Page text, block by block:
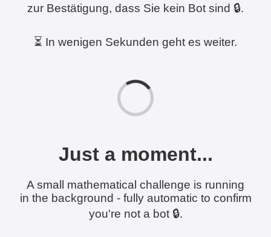
zur Bestätigung, dass Sie kein Bot sind 🔒.
⏳ In wenigen Sekunden geht es weiter.
Just a moment...
A small mathematical challenge is running
in the background - fully automatic to confirm
you're not a bot 🔒.